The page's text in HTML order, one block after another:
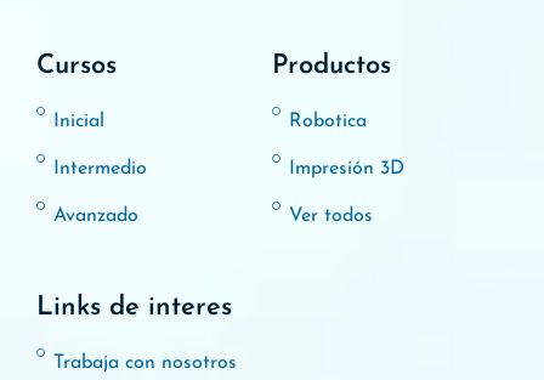
Cursos
Inicial
Intermedio
Avanzado
Productos
Robotica
Impresión 3D
Ver todos
Links de interes
Trabaja con nosotros